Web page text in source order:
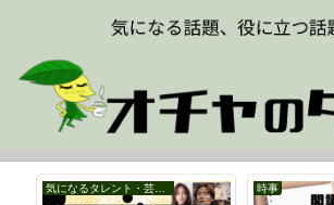
気になるタレント・芸能人 時事